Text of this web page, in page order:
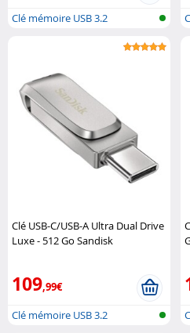
Clé mémoire USB 3.2
Clé USB-C/USB-A Ultra Dual Drive
Luxe - 512 Go Sandisk
109,99€
Clé mémoire USB 3.2